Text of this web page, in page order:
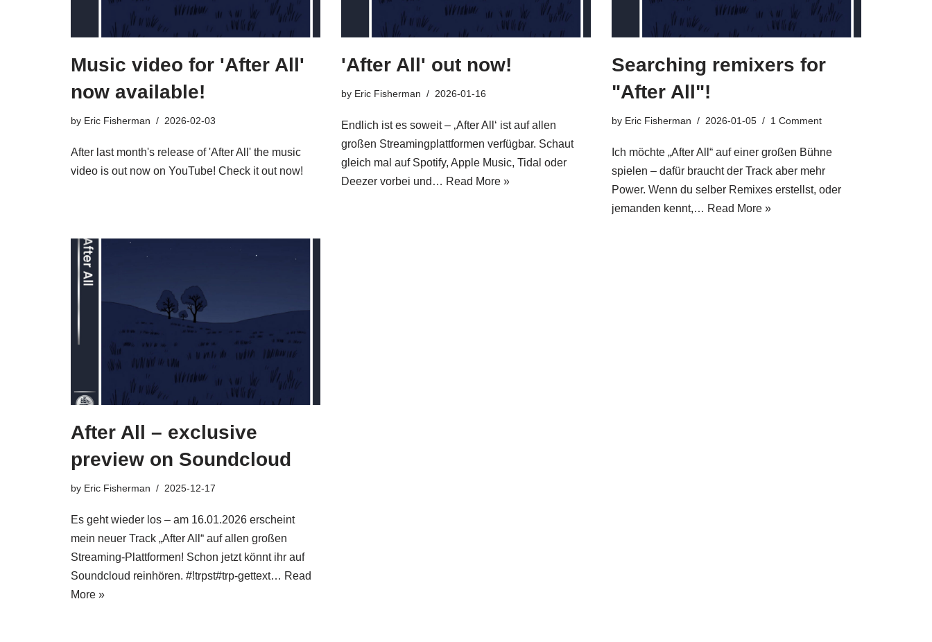
Music video for 'After All'
now available!
by Eric Fisherman 2026-02-03
After last month's release of 'After All' the music
video is out now on YouTube! Check it out now!
'After All' out now!
by Eric Fisherman 2026-01-16
Endlich ist es soweit – ‚After All‘ ist auf allen
großen Streamingplattformen verfügbar. Schaut
gleich mal auf Spotify, Apple Music, Tidal oder
Deezer vorbei und… Read More »
Searching remixers for
"After All"!
by Eric Fisherman 2026-01-05 1 Comment
Ich möchte „After All“ auf einer großen Bühne
spielen – dafür braucht der Track aber mehr
Power. Wenn du selber Remixes erstellst, oder
jemanden kennt,… Read More »
After All – exclusive
preview on Soundcloud
by Eric Fisherman 2025-12-17
Es geht wieder los – am 16.01.2026 erscheint
mein neuer Track „After All“ auf allen großen
Streaming-Plattformen! Schon jetzt könnt ihr auf
Soundcloud reinhören. #!trpst#trp-gettext… Read
More »